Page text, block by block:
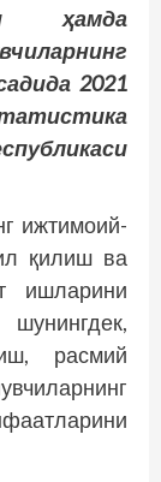
ҳамда
2021
ижтимоий-
қилиш ва
ишларини
расмий